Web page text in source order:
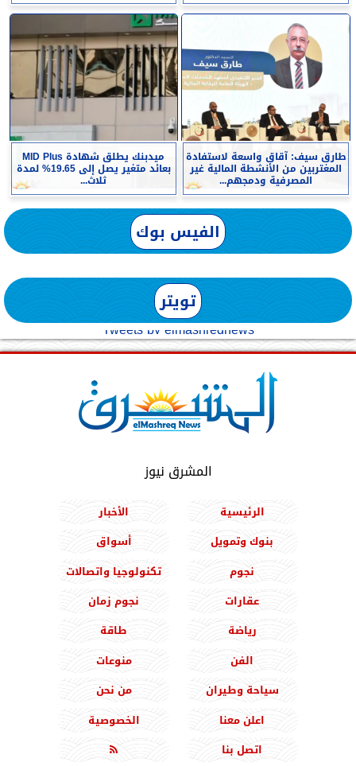
طارق سيف: آقاق واسعة لاستفادة
المغتربين من الأنشطة المالية غير
المصرفية ودمجهم...
ميدبنك يطلق شهادة MID Plus
بعائد متغير يصل إلى 19.65% لمدة
ثلاث...
الفيس بوك
تويتر
Tweets by elmashreqnews
المشرق نيوز
الرئيسية
الأخبار
بنوك وتمويل
أسواق
نجوم
تكنولوجيا واتصالات
عقارات
نجوم زمان
رياضة
طاقة
الفن
منوعات
سياحة وطيران
من نحن
اعلن معنا
الخصوصية
اتصل بنا
